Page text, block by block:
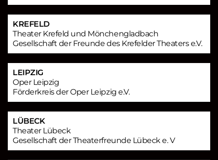
KREFELD
Theater Krefeld und Mönchengladbach
Gesellschaft der Freunde des Krefelder Theaters e.V.
LEIPZIG
Oper Leipzig
Förderkreis der Oper Leipzig e.V.
LÜBECK
Theater Lübeck
Gesellschaft der Theaterfreunde Lübeck e. V